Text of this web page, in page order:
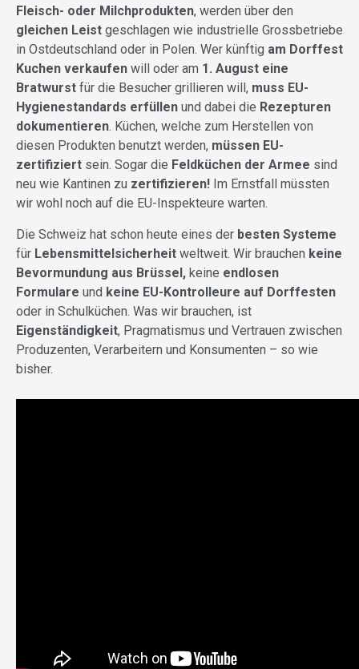
Fleisch- oder Milchprodukten, werden über den
gleichen Leist geschlagen wie industrielle Grossbetriebe
in Ostdeutschland oder in Polen. Wer künftig am Dorffest
Kuchen verkaufen will oder am 1. August eine
Bratwurst für die Besucher grillieren will, muss EU-
Hygienestandards erfüllen und dabei die Rezepturen
dokumentieren. Küchen, welche zum Herstellen von
diesen Produkten benutzt werden, müssen EU-
zertifiziert sein. Sogar die Feldküchen der Armee sind
neu wie Kantinen zu zertifizieren! Im Ernstfall müssten
wir wohl noch auf die EU-Inspekteure warten.
Die Schweiz hat schon heute eines der besten Systeme
für Lebensmittelsicherheit weltweit. Wir brauchen keine
Bevormundung aus Brüssel, keine endlosen
Formulare und keine EU-Kontrolleure auf Dorffesten
oder in Schulküchen. Was wir brauchen, ist
Eigenständigkeit, Pragmatismus und Vertrauen zwischen
Produzenten, Verarbeitern und Konsumenten – so wie
bisher.